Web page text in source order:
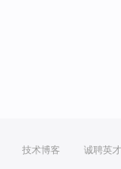
技术博客 诚聘英才